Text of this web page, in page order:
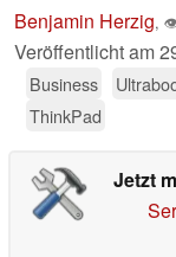
Benjamin Herzig,
Veröffentlicht am
Business
ThinkPad
Jetzt